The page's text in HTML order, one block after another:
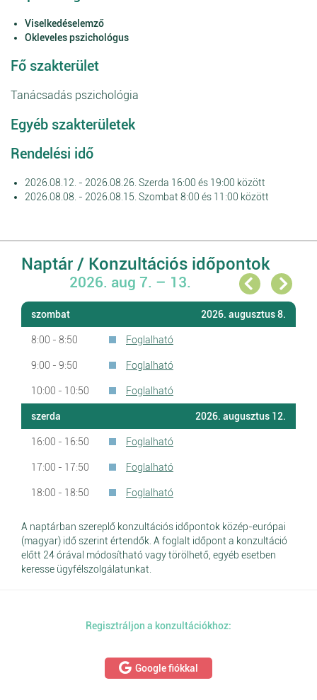
Viselkedéselemző
Okleveles pszichológus
Fő szakterület
Tanácsadás pszichológia
Egyéb szakterületek
Rendelési idő
2026.08.12. - 2026.08.26. Szerda 16:00 és 19:00 között
2026.08.08. - 2026.08.15. Szombat 8:00 és 11:00 között
Naptár / Konzultációs időpontok
2026. aug 7. – 13.
szombat 2026. augusztus 8.
8:00 - 8:50 Foglalható
9:00 - 9:50 Foglalható
10:00 - 10:50 Foglalható
szerda 2026. augusztus 12.
16:00 - 16:50 Foglalható
17:00 - 17:50 Foglalható
18:00 - 18:50 Foglalható
A naptárban szereplő konzultációs időpontok közép-európai
(magyar) idő szerint értendők. A foglalt időpont a konzultáció
előtt 24 órával módosítható vagy törölhető, egyéb esetben
keresse ügyfélszolgálatunkat.
Regisztráljon a konzultációkhoz:
Google fiókkal